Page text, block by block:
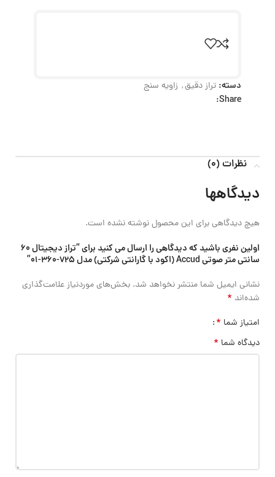
دسته: تراز دقیق, زاویه سنج
Share:
نظرات (0)
دیدگاهها
هیچ دیدگاهی برای این محصول نوشته نشده است.
اولین نفری باشید که دیدگاهی را ارسال می کنید برای “تراز دیجیتال 60
سانتی متر صوتی Accud (اکود با گارانتی شرکتی) مدل 725-360-01”
نشانی ایمیل شما منتشر نخواهد شد. بخش‌های موردنیاز علامت‌گذاری
شده‌اند *
امتیاز شما *
دیدگاه شما *